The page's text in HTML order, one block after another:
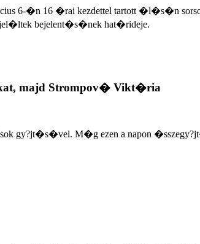
�n 16 �rai kezdettel tartott �l�s�n
bejelent�s�nek hat�rideje.
majd Strompov� Vikt�ria
gy?jt�s�vel. M�g ezen a napon